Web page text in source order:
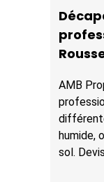
AMB
humide,
sol.